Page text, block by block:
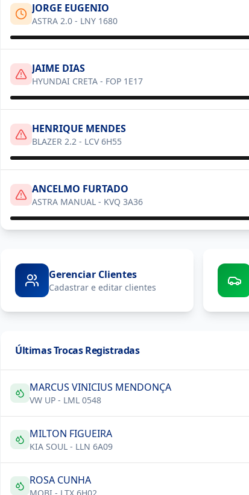
JORGE EUGENIO
ASTRA 2.0 - LNY 1680
JAIME DIAS
HYUNDAI CRETA - FOP 1E17
HENRIQUE MENDES
BLAZER 2.2 - LCV 6H55
ANCELMO FURTADO
ASTRA MANUAL - KVQ 3A36
Gerenciar Clientes
Cadastrar e editar clientes
Últimas Trocas Registradas
MARCUS VINICIUS MENDONÇA
VW UP - LML 0548
MILTON FIGUEIRA
KIA SOUL - LLN 6A09
ROSA CUNHA